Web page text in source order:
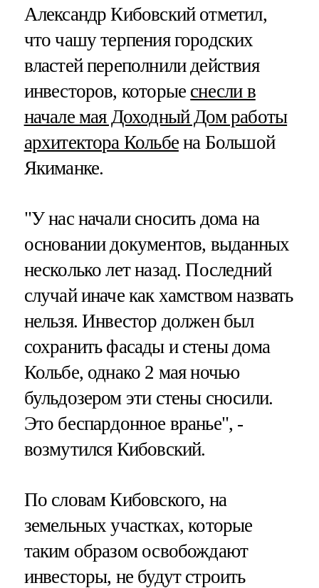
Александр Кибовский отметил,
что чашу терпения городских
властей переполнили действия
инвесторов, которые снесли в
начале мая Доходный Дом работы
архитектора Кольбена Большой
Якиманке.
"У нас начали сносить дома на
основании документов, выданных
несколько лет назад. Последний
случай иначе как хамством назвать
нельзя. Инвестор должен был
сохранить фасады и стены дома
Кольбе, однако 2 мая ночью
бульдозером эти стены сносили.
Это беспардонное вранье", -
возмутился Кибовский.
По словам Кибовского, на
земельных участках, которые
таким образом освобождают
инвесторы, не будут строить